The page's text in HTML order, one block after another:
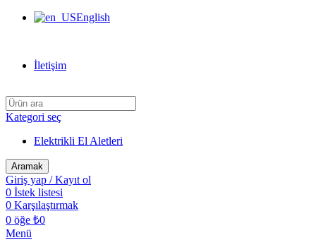
English
İletişim
Kategori seç
Elektrikli El Aletleri
Aramak
Giriş yap / Kayıt ol
0 İstek listesi
0 Karşılaştırmak
0 öğe ₺0
Menü